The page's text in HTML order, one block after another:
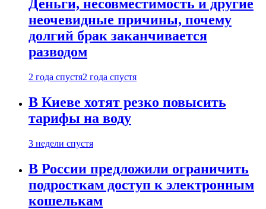
Деньги, несовместимость и другие
неочевидные причины, почему
долгий брак заканчивается
разводом
2 года спустя2 года спустя
В Киеве хотят резко повысить
тарифы на воду
3 недели спустя
В России предложили ограничить
подросткам доступ к электронным
кошелькам